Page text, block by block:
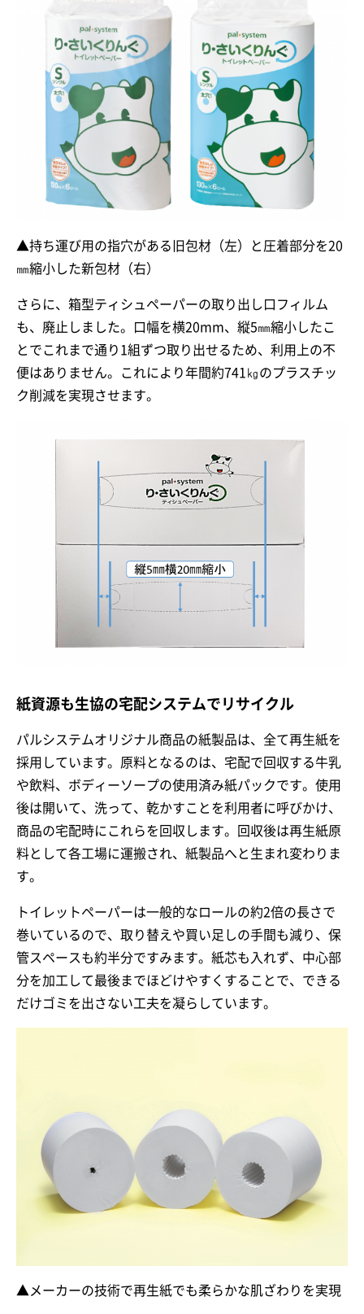
▲持ち運び用の指穴がある旧包材（左）と圧着部分を20
㎜縮小した新包材（右）
さらに、箱型ティシュペーパーの取り出し口フィルム
も、廃止しました。口幅を横20mm、縦5㎜縮小したこ
とでこれまで通り1組ずつ取り出せるため、利用上の不
便はありません。これにより年間約741㎏のプラスチッ
ク削減を実現させます。
紙資源も生協の宅配システムでリサイクル
パルシステムオリジナル商品の紙製品は、全て再生紙を
採用しています。原料となるのは、宅配で回収する牛乳
や飲料、ボディーソープの使用済み紙パックです。使用
後は開いて、洗って、乾かすことを利用者に呼びかけ、
商品の宅配時にこれらを回収します。回収後は再生紙原
料として各工場に運搬され、紙製品へと生まれ変わりま
す。
トイレットペーパーは一般的なロールの約2倍の長さで
巻いているので、取り替えや買い足しの手間も減り、保
管スペースも約半分ですみます。紙芯も入れず、中心部
分を加工して最後までほどけやすくすることで、できる
だけゴミを出さない工夫を凝らしています。
▲メーカーの技術で再生紙でも柔らかな肌ざわりを実現